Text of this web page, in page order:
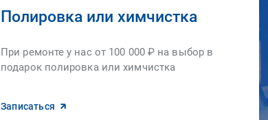
Полировка или химчистка
При ремонте у нас от 100 000 ₽ на выбор в
подарок полировка или химчистка
Записаться